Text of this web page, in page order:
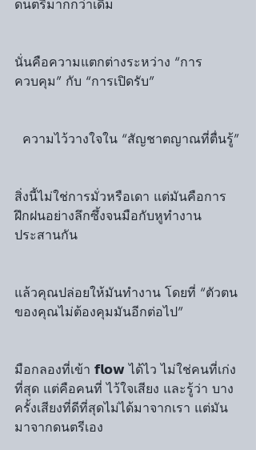
ดนตรีมากกว่าเดิม
นั่นคือความแตกต่างระหว่าง “การ
ควบคุม” กับ “การเปิดรับ”
ความไว้วางใจใน “สัญชาตญาณที่ตื่นรู้”
สิ่งนี้ไม่ใช่การมั่วหรือเดา แต่มันคือการ
ฝึกฝนอย่างลึกซึ้งจนมือกับหูทำงาน
ประสานกัน
แล้วคุณปล่อยให้มันทำงาน โดยที่ “ตัวตน
ของคุณไม่ต้องคุมมันอีกต่อไป”
มือกลองที่เข้า 𝗳𝗹𝗼𝘄 ได้ไว ไม่ใช่คนที่เก่ง
ที่สุด แต่คือคนที่ ไว้ใจเสียง และรู้ว่า บาง
ครั้งเสียงที่ดีที่สุดไม่ได้มาจากเรา แต่มัน
มาจากดนตรีเอง